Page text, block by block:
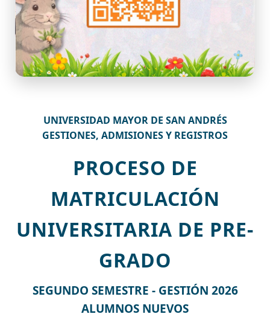
UNIVERSIDAD MAYOR DE SAN ANDRÉS
GESTIONES, ADMISIONES Y REGISTROS
PROCESO DE
MATRICULACIÓN
UNIVERSITARIA DE PRE-
GRADO
SEGUNDO SEMESTRE - GESTIÓN 2026
ALUMNOS NUEVOS